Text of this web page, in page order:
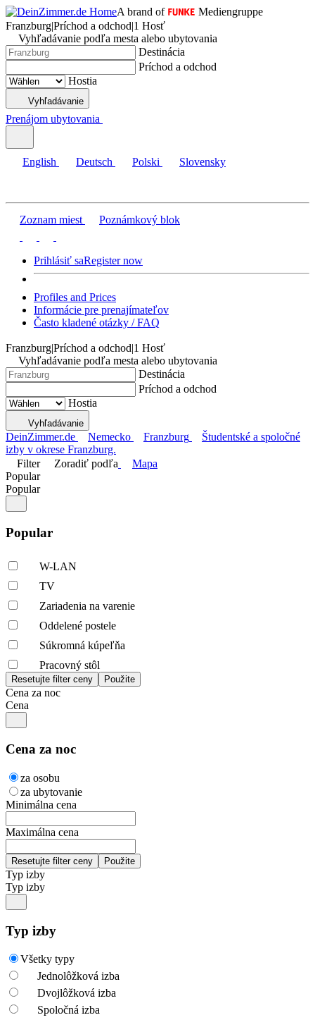
A brand of
Mediengruppe
Franzburg|Príchod a odchod|1 Hosť
Vyhľadávanie podľa mesta alebo ubytovania
Destinácia
Príchod a odchod
Hostia
Vyhľadávanie
Prenájom ubytovania
English Deutsch Polski Slovensky
Zoznam miest Poznámkový blok
Prihlásiť saRegister now
Profiles and Prices
Informácie pre prenajímateľov
Často kladené otázky / FAQ
Franzburg|Príchod a odchod|1 Hosť
Vyhľadávanie podľa mesta alebo ubytovania
Destinácia
Príchod a odchod
Hostia
Vyhľadávanie
DeinZimmer.de Nemecko Franzburg
Študentské a spoločné
izby v okrese Franzburg.
Filter
Zoradiť podľa
Mapa
Popular
Popular
Popular
W-LAN
TV
Zariadenia na varenie
Oddelené postele
Súkromná kúpeľňa
Pracovný stôl
Cena za noc
Cena
Cena za noc
za osobu
za ubytovanie
Minimálna cena
Maximálna cena
Typ izby
Typ izby
Typ izby
Všetky typy
Jednolôžková izba
Dvojlôžková izba
Spoločná izba